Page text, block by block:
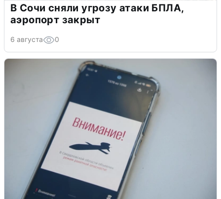
В Сочи сняли угрозу атаки БПЛА,
аэропорт закрыт
6 августа 0